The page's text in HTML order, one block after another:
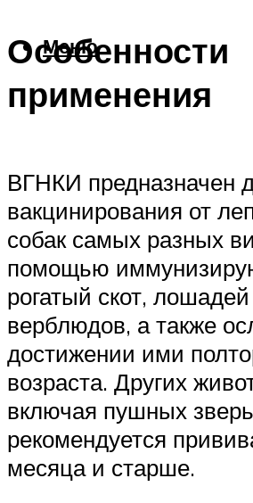
Меню
Особенности
применения
ВГНКИ предназначен
вакцинирования от
собак самых разных
помощью
рогатый скот,
верблюдов, а также
достижении ими
возраста. Других
включая пушных
рекомендуется
месяца и старше.